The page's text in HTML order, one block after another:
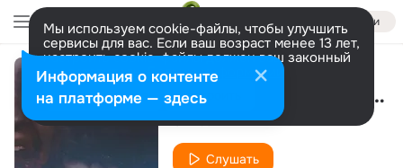
Войти
Мы используем cookie-файлы, чтобы улучшить
сервисы для вас. Если ваш возраст менее 13 лет,
настроить cookie-файлы должен ваш законный
представитель. Больше информации
Разрешить все Настроить Милая моя (Ringtone)
G-Nise
Слушать
Информация о контенте
на платформе — здесь